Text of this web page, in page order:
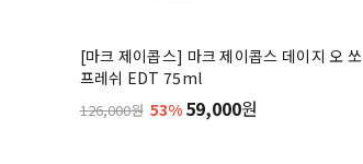
[마크 제이콥스] 마크 제이콥스 데이지 오 쏘
프레쉬 EDT 75ml
126,000원 53% 59,000원